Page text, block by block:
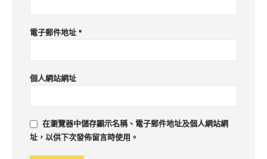
電子郵件地址 *
個人網站網址
在瀏覽器中儲存顯示名稱、電子郵件地址及個人網站網
址，以供下次發佈留言時使用。